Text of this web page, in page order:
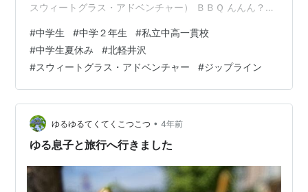
スウィートグラス・アドベンチャー） ＢＢＱ んんん？私
目 ↓ マシュマロ・・・。というのは冗談でお肉の写真を
撮り忘れました。などなど・・・。 勉強に目を光らせる
オニハハもいないのでのびのびしてたらしいです。そし
て勉強はやはりあまり進んでなかった。 でもまあいい
や。楽しかったなら。 ★スウィートグラス・アドベンチ
ャー 浅間高原に広がる原生林「…
#中学生 #中学２年生 #私立中高一貫校
#中学生夏休み #北軽井沢
#スウィートグラス・アドベンチャー #ジップライン
ゆるゆるてくてくこつこつ • 4年前
ゆる息子と旅行へ行きました